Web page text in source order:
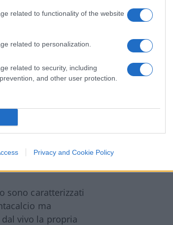
related to functionality of the website
related to personalization.
related to security, including
and other user protection.
Privacy and Cookie Policy
sono caratterizzati
ma
vivo la propria